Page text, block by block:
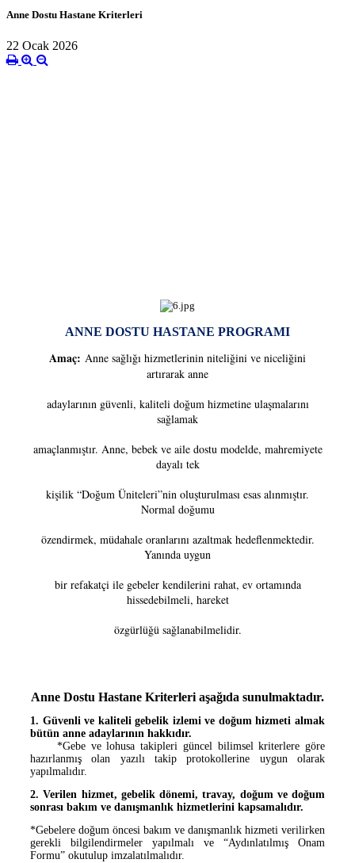
Anne Dostu Hastane Kriterleri
22 Ocak 2026
ANNE DOSTU HASTANE PROGRAMI
Amaç: Anne sağlığı hizmetlerinin niteliğini ve niceliğini
artırarak anne
adaylarının güvenli, kaliteli doğum hizmetine ulaşmalarını
sağlamak
amaçlanmıştır. Anne, bebek ve aile dostu modelde, mahremiyete
dayalı tek
kişilik “Doğum Üniteleri”nin oluşturulması esas alınmıştır.
Normal doğumu
özendirmek, müdahale oranlarını azaltmak hedeflenmektedir.
Yanında uygun
bir refakatçi ile gebeler kendilerini rahat, ev ortamında
hissedebilmeli, hareket
özgürlüğü sağlanabilmelidir.
Anne Dostu Hastane Kriterleri aşağıda sunulmaktadır.
1. Güvenli ve kaliteli gebelik izlemi ve doğum hizmeti almak
bütün anne adaylarının hakkıdır.
*Gebe ve lohusa takipleri güncel bilimsel kriterlere göre
hazırlanmış olan yazılı takip protokollerine uygun olarak
yapılmalıdır.
2. Verilen hizmet, gebelik dönemi, travay, doğum ve doğum
sonrası bakım ve danışmanlık hizmetlerini kapsamalıdır.
*Gebelere doğum öncesi bakım ve danışmanlık hizmeti verilirken
gerekli bilgilendirmeler yapılmalı ve “Aydınlatılmış Onam
Formu” okutulup imzalatılmalıdır.